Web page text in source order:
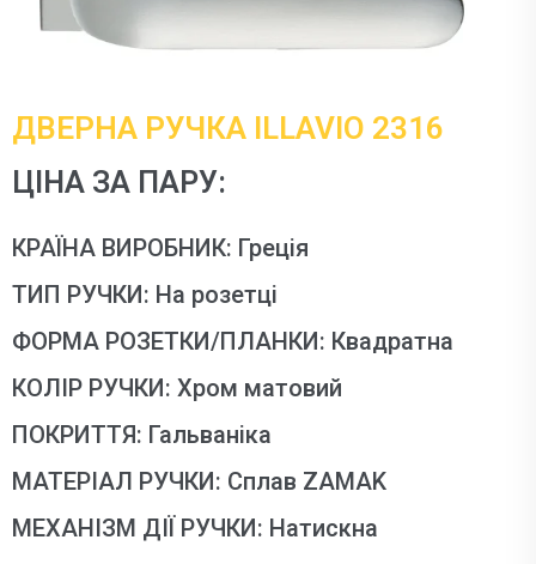
ДВЕРНА РУЧКА ILLAVIO 2316
ЦІНА ЗА ПАРУ:
КРАЇНА ВИРОБНИК: Греція
ТИП РУЧКИ: На розетці
ФОРМА РОЗЕТКИ/ПЛАНКИ: Квадратна
КОЛІР РУЧКИ: Хром матовий
ПОКРИТТЯ: Гальваніка
МАТЕРІАЛ РУЧКИ: Сплав ZAMAK
МЕХАНІЗМ ДІЇ РУЧКИ: Натискна